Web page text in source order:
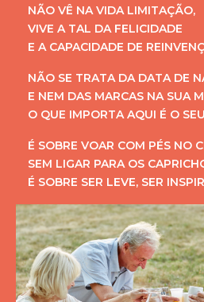
NÃO VÊ NA VIDA LIMITAÇÃO,
VIVE A TAL DA FELICIDADE
E A CAPACIDADE DE
NÃO SE TRATA DA DATA DE
E NEM DAS MARCAS NA SUA
O QUE IMPORTA AQUI É O
É SOBRE VOAR COM PÉS NO
SEM LIGAR PARA OS
É SOBRE SER LEVE, SER